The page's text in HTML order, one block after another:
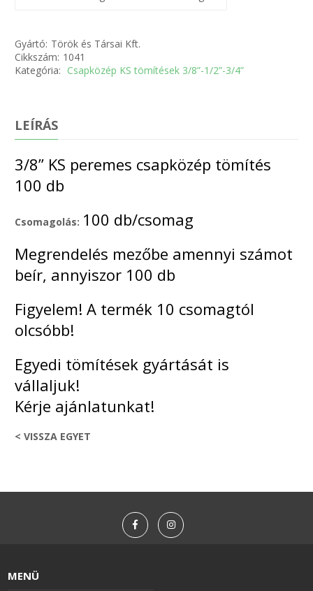
Gyártó: Török és Társai Kft.
Cikkszám: 1041
Kategória: Csapközép KS tömítések 3/8”-1/2”-3/4”
LEÍRÁS
3/8” KS peremes csapközép tömítés
100 db
Csomagolás: 100 db/csomag
Megrendelés mezőbe amennyi számot
beír, annyiszor 100 db
Figyelem! A termék 10 csomagtól
olcsóbb!
Egyedi tömítések gyártását is
vállaljuk!
Kérje ajánlatunkat!
< VISSZA EGYET
MENÜ